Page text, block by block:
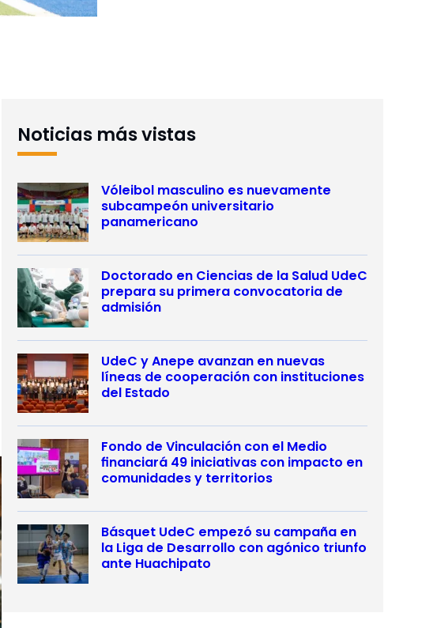
Noticias más vistas
Vóleibol masculino es nuevamente
subcampeón universitario
panamericano
Doctorado en Ciencias de la Salud UdeC
prepara su primera convocatoria de
admisión
UdeC y Anepe avanzan en nuevas
líneas de cooperación con instituciones
del Estado
Fondo de Vinculación con el Medio
financiará 49 iniciativas con impacto en
comunidades y territorios
Básquet UdeC empezó su campaña en
la Liga de Desarrollo con agónico triunfo
ante Huachipato